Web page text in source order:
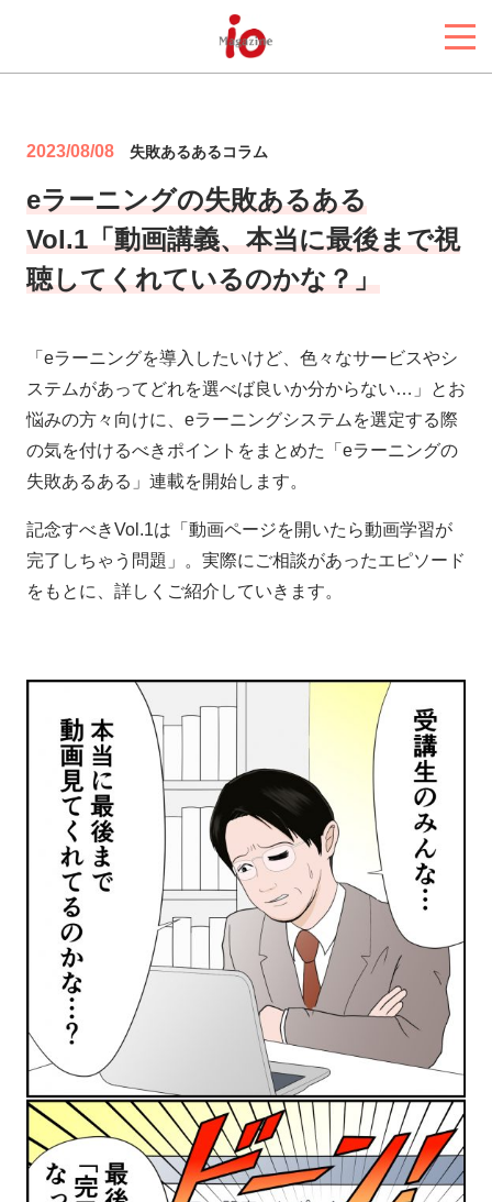
2023/08/08 失敗あるあるコラム
eラーニングの失敗あるある
Vol.1「動画講義、本当に最後まで視
聴してくれているのかな？」
「eラーニングを導入したいけど、色々なサービスやシ
ステムがあってどれを選べば良いか分からない…」とお
悩みの方々向けに、eラーニングシステムを選定する際
の気を付けるべきポイントをまとめた「eラーニングの
失敗あるある」連載を開始します。
記念すべきVol.1は「動画ページを開いたら動画学習が
完了しちゃう問題」。実際にご相談があったエピソード
をもとに、詳しくご紹介していきます。